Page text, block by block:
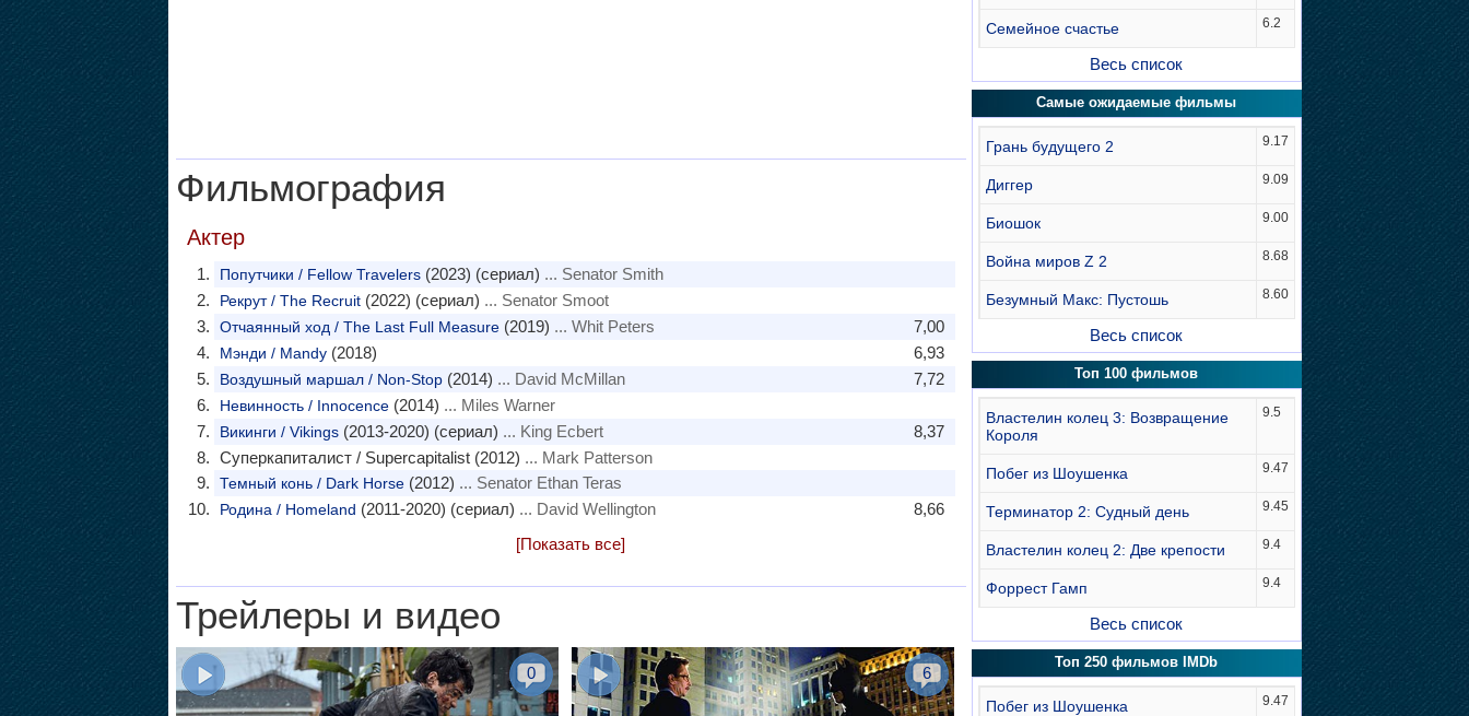
Фильмография
Актер
Попутчики / Fellow Travelers(2023) (сериал) ... Senator Smith
Рекрут / The Recruit(2022) (сериал) ... Senator Smoot
7,00
Отчаянный ход / The Last Full Measure(2019) ... Whit Peters
6,93
Мэнди / Mandy(2018)
7,72
Воздушный маршал / Non-Stop(2014) ... David McMillan
Невинность / Innocence(2014) ... Miles Warner
8,37
Викинги / Vikings(2013-2020) (сериал) ... King Ecbert
Суперкапиталист / Supercapitalist (2012) ... Mark Patterson
Темный конь / Dark Horse(2012) ... Senator Ethan Teras
8,66
Родина / Homeland (2011-2020) (сериал) ... David Wellington
[Показать все]
Трейлеры и видео
0 6
Семейное счастье 6.2
Весь список
Самые ожидаемые фильмы
Грань будущего 2 9.17
Диггер 9.09
Биошок 9.00
Война миров Z 2 8.68
Безумный Макс: Пустошь 8.60
Весь список
Топ 100 фильмов
Властелин колец 3: Возвращение
Короля
9.5
Побег из Шоушенка 9.47
Терминатор 2: Судный день 9.45
Властелин колец 2: Две крепости 9.4
Форрест Гамп 9.4
Весь список
Топ 250 фильмов IMDb
Побег из Шоушенка 9.47